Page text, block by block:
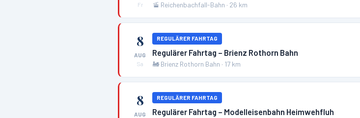
Fr
🚡 Reichenbachfall-Bahn · 26 km
8
AUG
Sa
REGULÄRER FAHRTAG
Regulärer Fahrtag – Brienz Rothorn Bahn
🚂 Brienz Rothorn Bahn · 17 km
8
AUG
REGULÄRER FAHRTAG
Regulärer Fahrtag – Modelleisenbahn Heimwehfluh